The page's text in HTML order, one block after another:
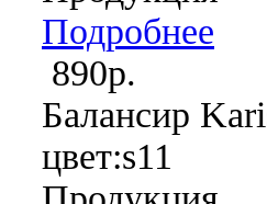
Подробнее
890р.
Балансир
цвет:s11